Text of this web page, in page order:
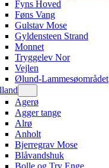
Fyns Hoved
Føns Vang
Gulstav Mose
Gyldensteen Strand
Monnet
Tryggelev Nor
Vejlen
Ølund-Lammesøområdet
Agerø
Agger tange
Alrø
Anholt
Bjerregrav Mose
Blåvandshuk
Bolle og Try Enge